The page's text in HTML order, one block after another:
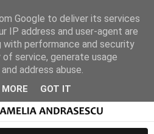
Google to deliver its services
IP address and user-agent are
with performance and security
service, generate usage
address abuse.
GOT IT